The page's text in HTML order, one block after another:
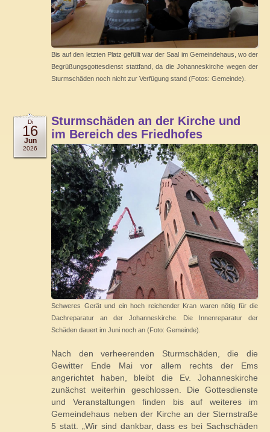
Bis auf den letzten Platz gefüllt war der Saal im Gemeindehaus, wo der
Begrüßungsgottesdienst stattfand, da die Johanneskirche wegen der
Sturmschäden noch nicht zur Verfügung stand (Fotos: Gemeinde).
Di
16
Jun
2026
Sturmschäden an der Kirche und
im Bereich des Friedhofes
Schweres Gerät und ein hoch reichender Kran waren nötig für die
Dachreparatur an der Johanneskirche. Die Innenreparatur der
Schäden dauert im Juni noch an (Foto: Gemeinde).
Nach den verheerenden Sturmschäden, die die
Gewitter Ende Mai vor allem rechts der Ems
angerichtet haben, bleibt die Ev. Johanneskirche
zunächst weiterhin geschlossen. Die Gottesdienste
und Veranstaltungen finden bis auf weiteres im
Gemeindehaus neben der Kirche an der Sternstraße
5 statt. „Wir sind dankbar, dass es bei Sachschäden